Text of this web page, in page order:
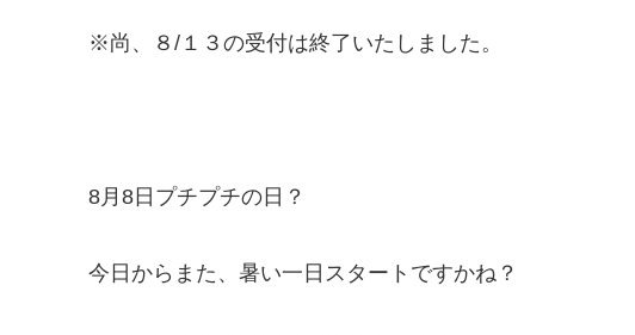
※尚、８/１３の受付は終了いたしました。
8月8日プチプチの日？
今日からまた、暑い一日スタートですかね？